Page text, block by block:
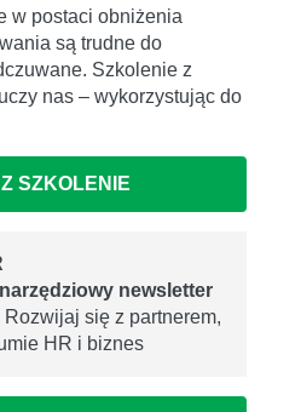
w postaci obniżenia
są trudne do
Szkolenie z
nas – wykorzystując do
SZKOLENIE
narzędziowy newsletter
Rozwijaj się z partnerem,
HR i biznes